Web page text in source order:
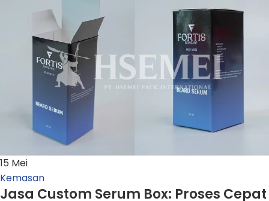
15 Mei
Kemasan
Jasa Custom Serum Box: Proses Cepat